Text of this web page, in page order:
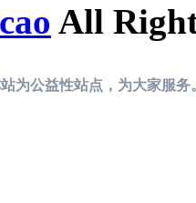
All
为公益性站点，为大家服